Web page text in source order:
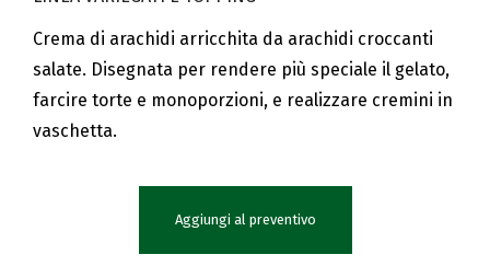
Crema di arachidi arricchita da arachidi croccanti
salate. Disegnata per rendere più speciale il gelato,
farcire torte e monoporzioni, e realizzare cremini in
vaschetta.
Aggiungi al preventivo